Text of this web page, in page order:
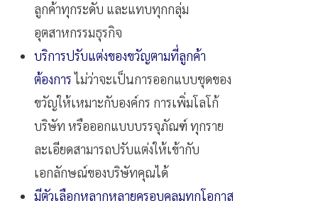
ลูกค้าทุกระดับ และแทบทุกกลุ่ม
อุตสาหกรรมธุรกิจ
บริการปรับแต่งของขวัญตามที่ลูกค้า
ต้องการไม่ว่าจะเป็นการออกแบบชุดของ
ขวัญให้เหมาะกับองค์กร การเพิ่มโลโก้
บริษัท หรือออกแบบบรรจุภัณฑ์ ทุกราย
ละเอียดสามารถปรับแต่งให้เข้ากับ
เอกลักษณ์ของบริษัทคุณได้
มีตัวเลือกหลากหลายครอบคลุมทุกโอกาส